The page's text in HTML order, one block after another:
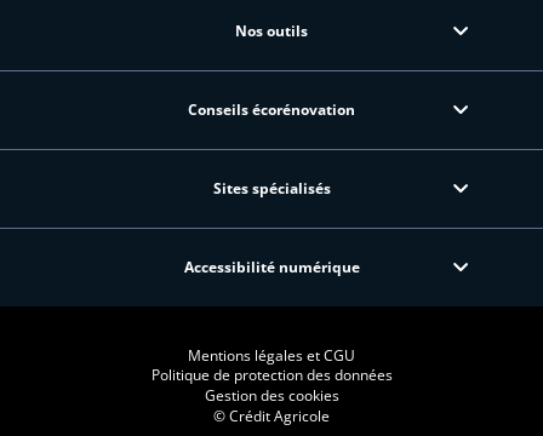
Nos outils
Conseils écorénovation
Sites spécialisés
Accessibilité numérique
Mentions légales et CGU
Politique de protection des données
Gestion des cookies
© Crédit Agricole